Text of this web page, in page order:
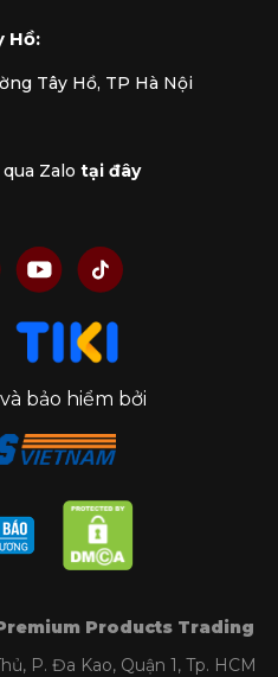
có kích thước nhỏ
chiếm nhiều không
lưu trữ trong nhà bếp
cấp, an toàn:
từ nhựa cao cấp,
đảm bảo sức khỏe cho
liệu này còn có độ
được lâu dài mà
hóc.
động đơn giản. Người
nắp lên chai rượu và
để hút không khí ra
quả:
Bằng cách loại bỏ
chai, bộ hút chân
Hồ:
Tây Hồ, TP Hà Nội
Zalo tại đây
bảo hiểm bởi
Products Trading
P. Đa Kao, Quận 1, Tp. HCM